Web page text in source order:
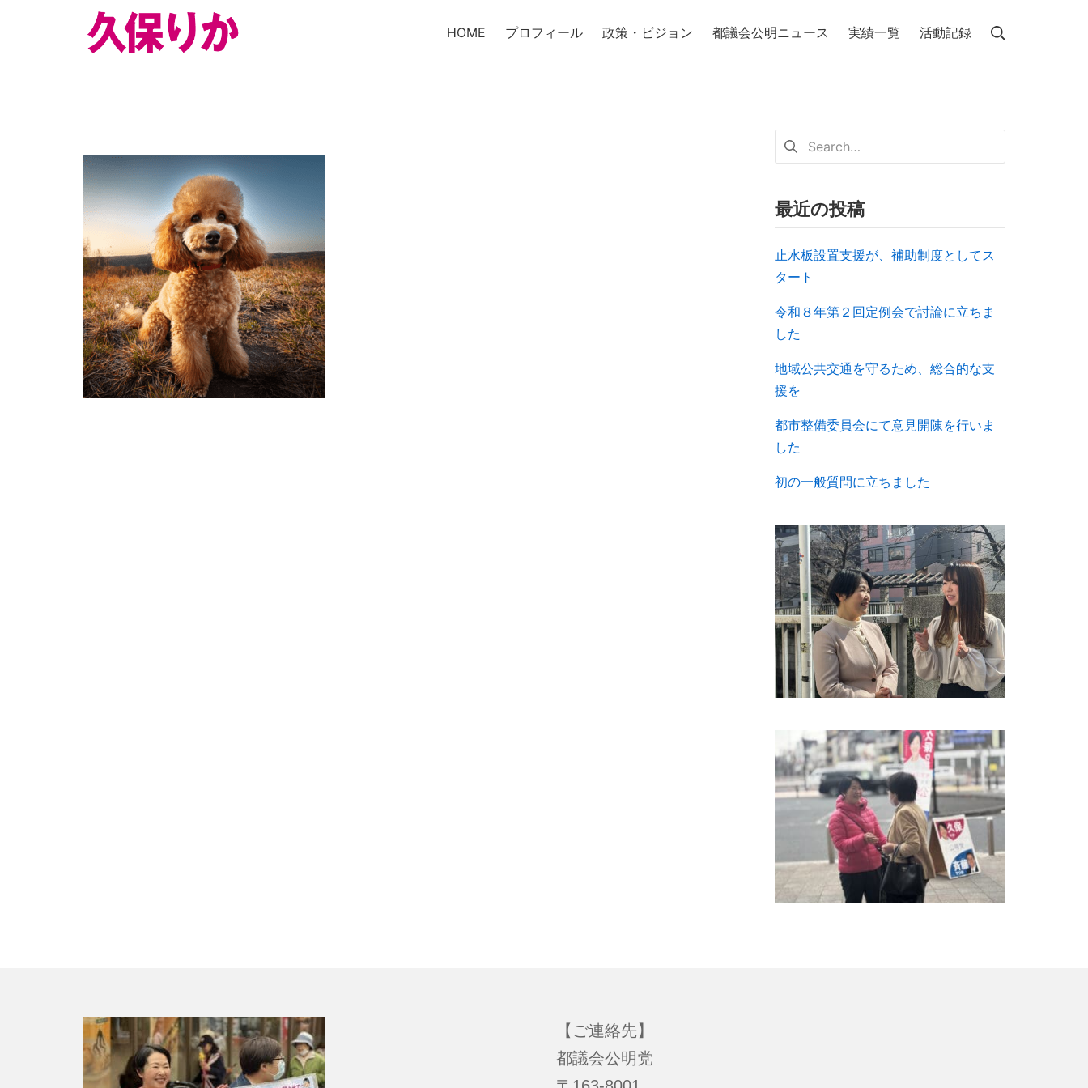
HOME プロフィール 政策・ビジョン 都議会公明ニュース 実績一覧 活動記録
最近の投稿
止水板設置支援が、補助制度としてス
タート
令和８年第２回定例会で討論に立ちま
した
地域公共交通を守るため、総合的な支
援を
都市整備委員会にて意見開陳を行いま
した
初の一般質問に立ちました
【ご連絡先】
都議会公明党